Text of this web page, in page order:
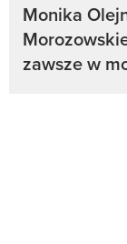
Monika
zawsze w